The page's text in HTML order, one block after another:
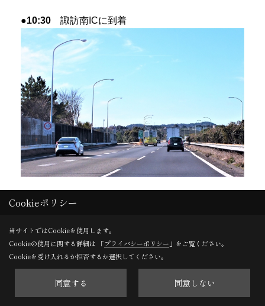
●10:30 諏訪南ICに到着
Cookieポリシー
当サイトではCookieを使用します。
Cookieの使用に関する詳細は 「プライバシーポリシー 」をご覧ください。
Cookieを受け入れるか拒否するか選択してください。
同意する 同意しない